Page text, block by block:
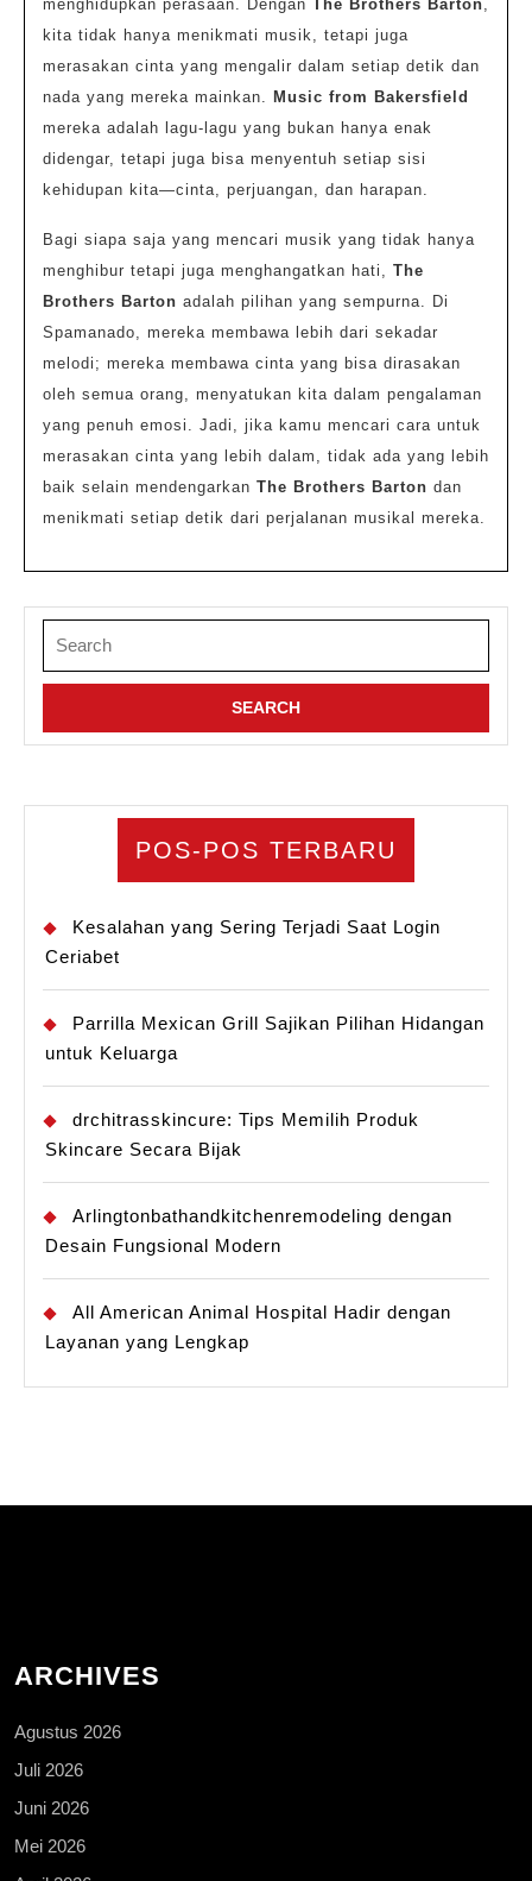
menghidupkan perasaan. Dengan The Brothers Barton,
kita tidak hanya menikmati musik, tetapi juga
merasakan cinta yang mengalir dalam setiap detik dan
nada yang mereka mainkan. Music from Bakersfield
mereka adalah lagu-lagu yang bukan hanya enak
didengar, tetapi juga bisa menyentuh setiap sisi
kehidupan kita—cinta, perjuangan, dan harapan.
Bagi siapa saja yang mencari musik yang tidak hanya
menghibur tetapi juga menghangatkan hati, The
Brothers Barton adalah pilihan yang sempurna. Di
Spamanado, mereka membawa lebih dari sekadar
melodi; mereka membawa cinta yang bisa dirasakan
oleh semua orang, menyatukan kita dalam pengalaman
yang penuh emosi. Jadi, jika kamu mencari cara untuk
merasakan cinta yang lebih dalam, tidak ada yang lebih
baik selain mendengarkan The Brothers Barton dan
menikmati setiap detik dari perjalanan musikal mereka.
for:
POS-POS TERBARU
Kesalahan yang Sering Terjadi Saat Login
Ceriabet
Parrilla Mexican Grill Sajikan Pilihan Hidangan
untuk Keluarga
drchitrasskincure: Tips Memilih Produk
Skincare Secara Bijak
Arlingtonbathandkitchenremodeling dengan
Desain Fungsional Modern
All American Animal Hospital Hadir dengan
Layanan yang Lengkap
ARCHIVES
Agustus 2026
Juli 2026
Juni 2026
Mei 2026